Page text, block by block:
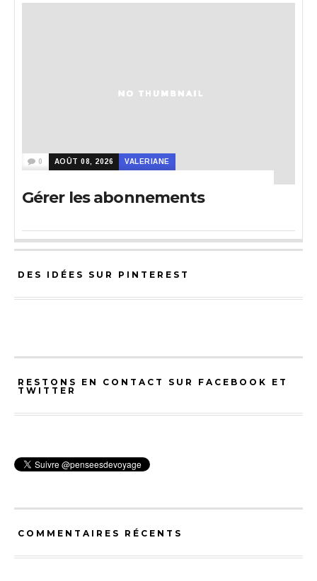
0 AOÛT 08, 2026 VALERIANE
Gérer les abonnements
DES IDÉES SUR PINTEREST
RESTONS EN CONTACT SUR FACEBOOK ET
TWITTER
COMMENTAIRES RÉCENTS